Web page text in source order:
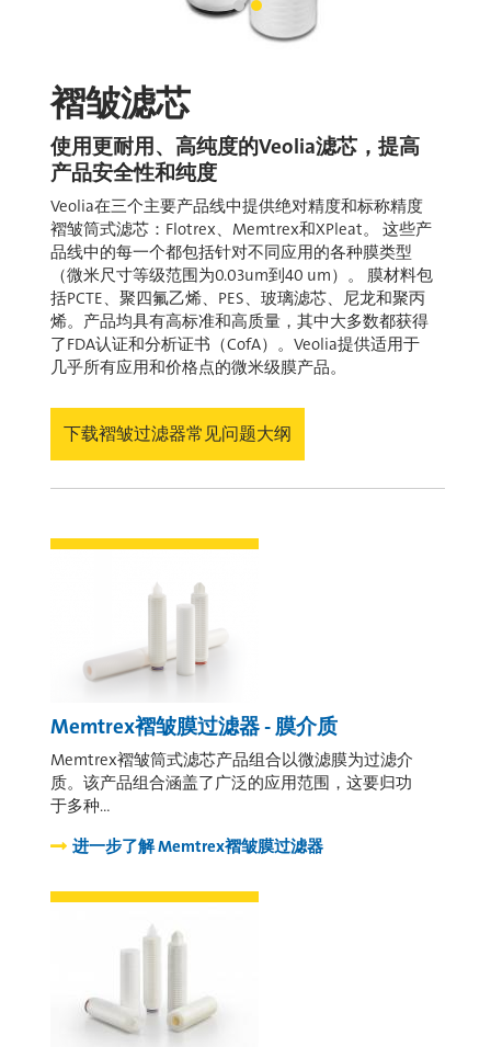
褶皱滤芯
使用更耐用、高纯度的Veolia滤芯，提高
产品安全性和纯度
Veolia在三个主要产品线中提供绝对精度和标称精度
褶皱筒式滤芯：Flotrex、Memtrex和XPleat。 这些产
品线中的每一个都包括针对不同应用的各种膜类型
（微米尺寸等级范围为0.03um到40 um）。 膜材料包
括PCTE、聚四氟乙烯、PES、玻璃滤芯、尼龙和聚丙
烯。产品均具有高标准和高质量，其中大多数都获得
了FDA认证和分析证书（CofA）。Veolia提供适用于
几乎所有应用和价格点的微米级膜产品。
下载褶皱过滤器常见问题大纲
筛选器分组PSP 30892-40​​​​​​​褶式过
筛选器分组PSP 30892-58
当前幻灯片
Memtrex褶皱膜过滤器 - 膜介质
Memtrex褶皱筒式滤芯产品组合以微滤膜为过滤介
质。该产品组合涵盖了广泛的应用范围，这要归功
于多种…
进一步了解Memtrex褶皱膜过滤器